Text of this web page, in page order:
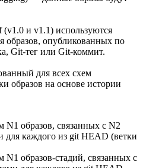
и v1.1) используются
образов, опубликованных по
Git-тег или Git-коммит.
для всех схем
образов на основе истории
N1 образов, связанных с N2
для каждого из git HEAD (ветки
N1 образов-стадий, связанных с